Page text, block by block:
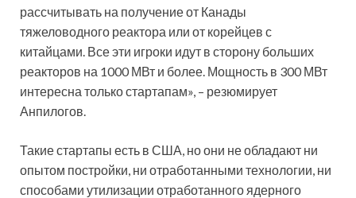
рассчитывать на получение от Канады
тяжеловодного реактора или от корейцев с
китайцами. Все эти игроки идут в сторону больших
реакторов на 1000 МВт и более. Мощность в 300 МВт
интересна только стартапам», – резюмирует
Анпилогов.
Такие стартапы есть в США, но они не обладают ни
опытом постройки, ни отработанными технологии, ни
способами утилизации отработанного ядерного